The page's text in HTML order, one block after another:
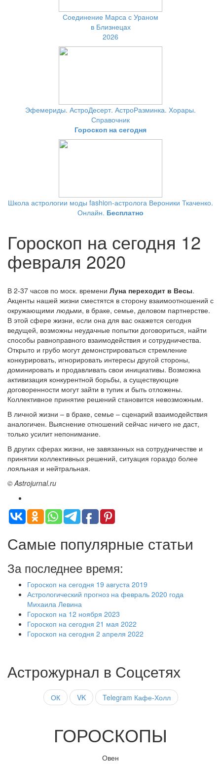
Соединение Марса с Ураном
в Близнецах
2026
Эфемериды. АстроДесерт. АстроРазминка. Хорары.
Справочник
Гороскоп на сегодня
Школа астрологии моды fashion-астролога Вероники Ткаченко.
Онлайн. Бесплатно
Гороскоп на сегодня 12
февраля 2020
В 2-37 часов по моск. времени Луна переходит в Весы.
Акценты нашей жизни сместятся в сторону взаимоотношений с
окружающими людьми, в браке, семье, деловом партнерстве.
В этой сфере жизни, если она для вас окажется сегодня
ведущей, возможны неудачные попытки договориться, найти
способы равноправного взаимодействия и сотрудничества.
Открыто и грубо могут демонстрироваться стремление
конкурировать, игнорировать интересы другой стороны,
доминировать и продавливать свои инициативы. Возможна
активизация конкурентной борьбы, а существующие
договоренности могут зайти в тупик и быть отложены.
Коллективное принятие решений становится невозможным.
В личной жизни – в браке, семье – сценарий взаимодействия
аналогичен. Выяснение отношений сейчас ничего не даст,
только усилит непонимание.
В других сферах жизни, не завязанных на сотрудничестве и
принятии коллективных решений, ситуация гораздо более
лояльная и нейтральная.
© Astrojurnal.ru
Самые популярные статьи
За последнее время:
Гороскоп на сегодня 19 августа 2019
Астрологический прогноз на февраль 2020 года
Михаила Левина
Гороскоп на 12 ноября 2023
Гороскоп на сегодня 21 мая 2022
Гороскоп на сегодня 2 апреля 2022
Астрожурнал в Соцсетях
ОК VK Telegram Кафе-Холл
ГОРОСКОПЫ
Овен